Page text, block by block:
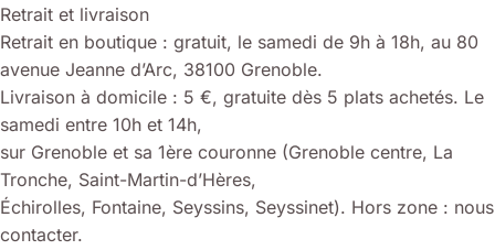
Retrait et livraison
Retrait en boutique : gratuit, le samedi de 9h à 18h, au 80
avenue Jeanne d’Arc, 38100 Grenoble.
Livraison à domicile : 5 €, gratuite dès 5 plats achetés. Le
samedi entre 10h et 14h,
sur Grenoble et sa 1ère couronne (Grenoble centre, La
Tronche, Saint-Martin-d’Hères,
Échirolles, Fontaine, Seyssins, Seyssinet). Hors zone : nous
contacter.